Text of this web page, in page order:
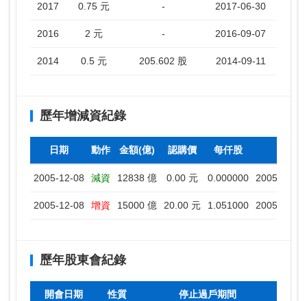
2017 0.75 元 - 2017-06-30
2016 2 元 - 2016-09-07
2014 0.5 元 205.602 股 2014-09-11
歷年增減資紀錄
日期 動作 金額(億) 認購價 每仟股
2005-12-08 減資 12838 億 0.00 元 0.000000 2005-12-
2005-12-08 增資 15000 億 20.00 元 1.051000 2005-12-
歷年股東會紀錄
開會日期 性質 停止過戶期間